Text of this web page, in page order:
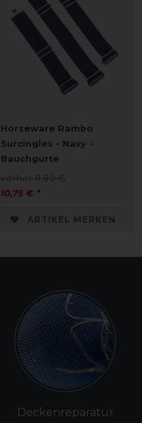
Horseware Rambo
Surcingles - Navy -
Bauchgurte
vorher 11,90 €
10,75 € *
ARTIKEL MERKEN
Deckenreparatur